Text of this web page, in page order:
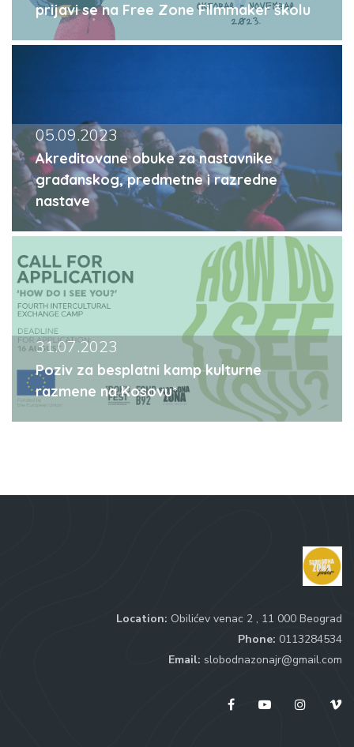
prijavi se na Free Zone Filmmaker školu
05.09.2023
Akreditovane obuke za nastavnike
građanskog, predmetne i razredne
nastave
31.07.2023
Poziv za besplatni kamp kulturne
razmene na Kosovu*
Location: Obilićev venac 2 , 11 000 Beograd
Phone: 0113284534
Email: slobodnazonajr@gmail.com